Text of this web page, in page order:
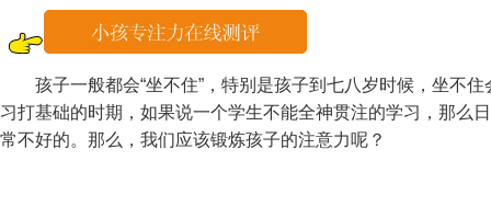
孩子一般都会“坐不住”，特别是孩子到七八岁时候，坐不住
习打基础的时期，如果说一个学生不能全神贯注的学习，那么
常不好的。那么，我们应该锻炼孩子的注意力呢？